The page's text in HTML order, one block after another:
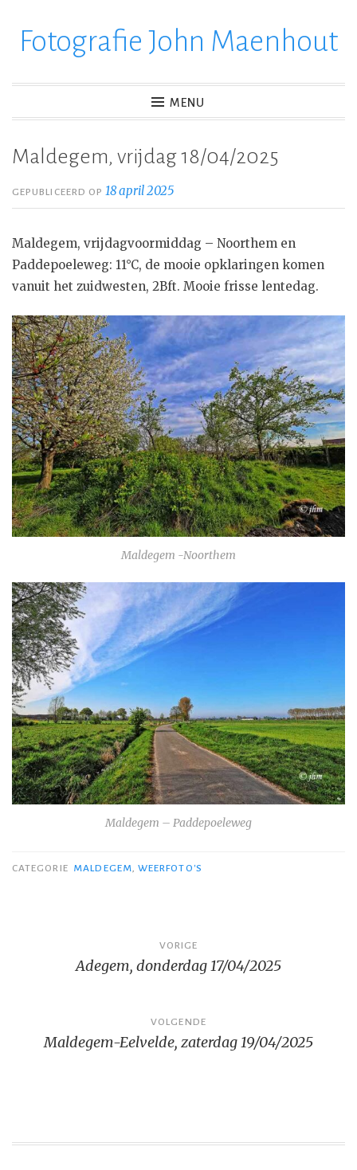
verderFotografie John Maenhout
MENU
Maldegem, vrijdag 18/04/2025
GEPUBLICEERD OP18 april 2025
Maldegem, vrijdagvoormiddag – Noorthem en
Paddepoeleweg: 11°C, de mooie opklaringen komen
vanuit het zuidwesten, 2Bft. Mooie frisse lentedag.
Maldegem -Noorthem
Maldegem – Paddepoeleweg
CATEGORIE MALDEGEM, WEERFOTO'S
navigatie
VORIGE
Adegem, donderdag 17/04/2025
VOLGENDE
Maldegem-Eelvelde, zaterdag 19/04/2025